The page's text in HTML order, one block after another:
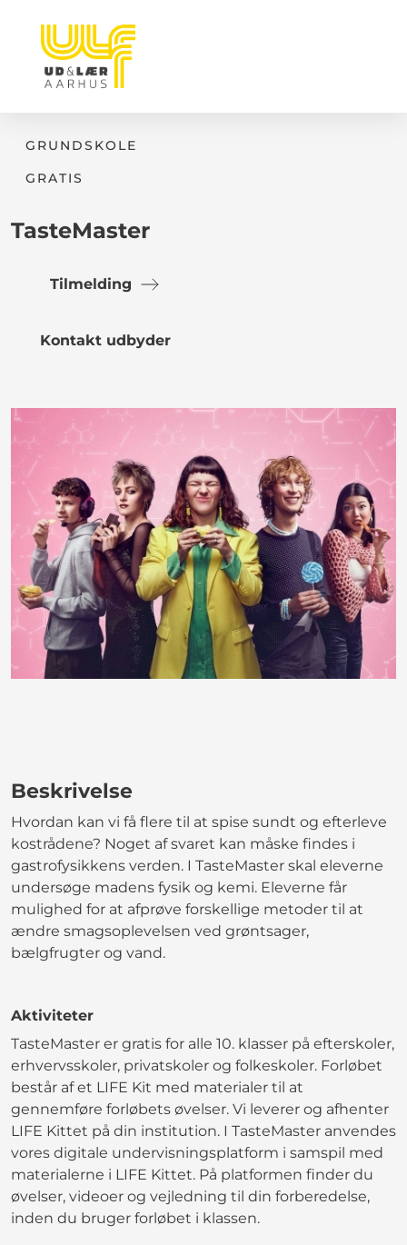
GRUNDSKOLE
GRATIS
TasteMaster
Tilmelding
Kontakt udbyder
Beskrivelse
Hvordan kan vi få flere til at spise sundt og efterleve
kostrådene? Noget af svaret kan måske findes i
gastrofysikkens verden. I TasteMaster skal eleverne
undersøge madens fysik og kemi. Eleverne får
mulighed for at afprøve forskellige metoder til at
ændre smagsoplevelsen ved grøntsager,
bælgfrugter og vand.
Aktiviteter
TasteMaster er gratis for alle 10. klasser på efterskoler,
erhvervsskoler, privatskoler og folkeskoler. Forløbet
består af et LIFE Kit med materialer til at
gennemføre forløbets øvelser. Vi leverer og afhenter
LIFE Kittet på din institution. I TasteMaster anvendes
vores digitale undervisningsplatform i samspil med
materialerne i LIFE Kittet. På platformen finder du
øvelser, videoer og vejledning til din forberedelse,
inden du bruger forløbet i klassen.